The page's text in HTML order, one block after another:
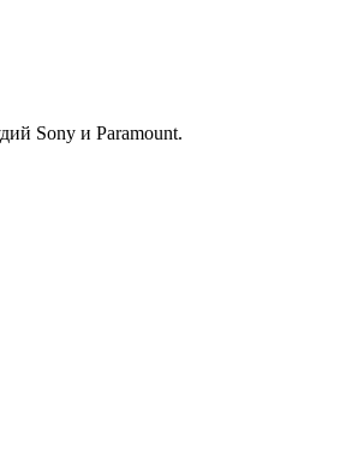
Sony и Paramount.